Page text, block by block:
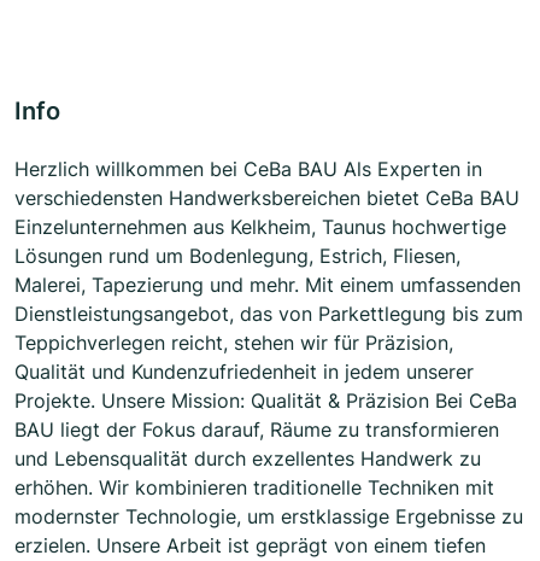
Info
Herzlich willkommen bei CeBa BAU Als Experten in
verschiedensten Handwerksbereichen bietet CeBa BAU
Einzelunternehmen aus Kelkheim, Taunus hochwertige
Lösungen rund um Bodenlegung, Estrich, Fliesen,
Malerei, Tapezierung und mehr. Mit einem umfassenden
Dienstleistungsangebot, das von Parkettlegung bis zum
Teppichverlegen reicht, stehen wir für Präzision,
Qualität und Kundenzufriedenheit in jedem unserer
Projekte. Unsere Mission: Qualität & Präzision Bei CeBa
BAU liegt der Fokus darauf, Räume zu transformieren
und Lebensqualität durch exzellentes Handwerk zu
erhöhen. Wir kombinieren traditionelle Techniken mit
modernster Technologie, um erstklassige Ergebnisse zu
erzielen. Unsere Arbeit ist geprägt von einem tiefen